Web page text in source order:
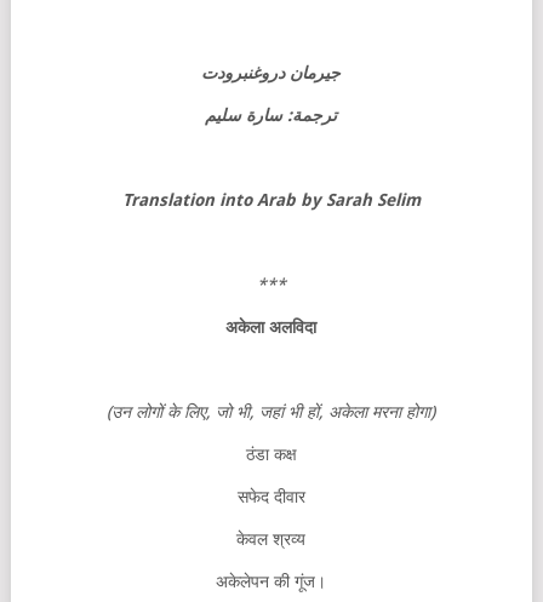
جيرمان دروغنبرودت
ترجمة: سارة سليم
Translation into Arab by Sarah Selim
***
अकेला अलविदा
(उन लोगों के लिए, जो भी, जहां भी हों, अकेला मरना होगा)
ठंडा कक्ष
सफेद दीवार
केवल श्रव्य
अकेलेपन की गूंज।